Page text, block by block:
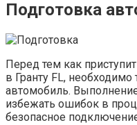
Подготовка
Перед тем как
в Гранту FL, необходимо
автомобиль.
избежать ошибок в
безопасное